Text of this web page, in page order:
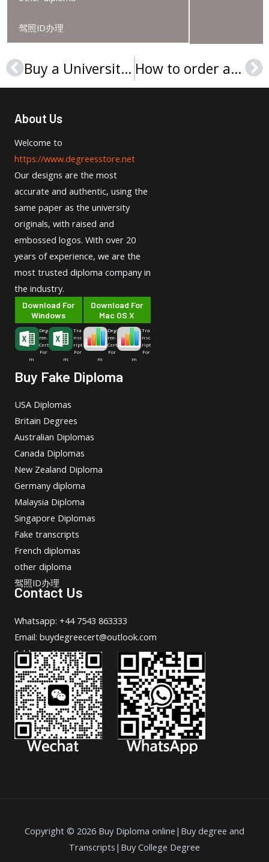
驾照ID办理
Prev Buy a Universität Hamburg Urkunde, University of Hamburg diploma How to order an Apollon Hochschule der Gesundheitswirtschaft Urkunde and Zeugnis?
About Us
Welcome to
https://www.degreesstore.net
Our designs are the most
accurate and authentic, using the
same paper as the university
originals, with raised and
embossed logos. With over 20
years of experience, we are the
most trusted diploma company in
the industry.
Download For
Windows
Deg
ree-
Cert
For
m
Tra
nsc
ript
For
m
Download For
Mac OS X
Deg
ree-
Cert
For
m
Tra
nsc
ript
For
m
Buy Fake Diploma
USA Diplomas
Britain Degrees
Australian Diplomas
Canada Diplomas
New Zealand Diploma
Germany diploma
Malaysia Diploma
Singapore Diplomas
Fake transcripts
French diplomas
other diploma
驾照ID办理
Contact Us
Whatsapp: +44 7543 863333
Email: buydegreecert@outlook.com
Address: Hong Kong.
Copyright © 2026 Buy Diploma online|Buy degree and
Transcripts|Buy College Degree